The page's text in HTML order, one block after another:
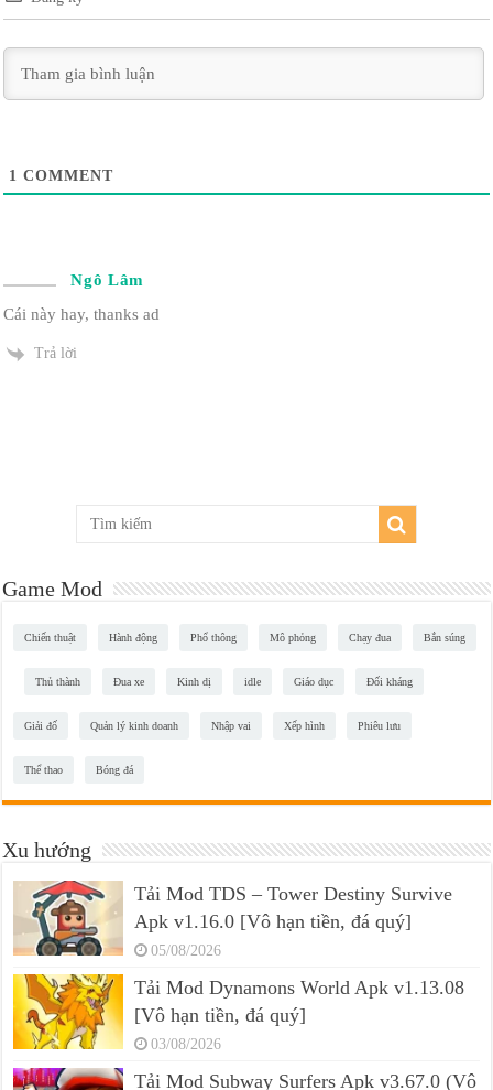
1 COMMENT
Ngô Lâm
Cái này hay, thanks ad
Trả lời
Game Mod
Chiến thuật Hành động Phổ thông Mô phỏng Chạy đua Bắn súng
Thủ thành Đua xe Kinh dị idle Giáo dục Đối kháng
Giải đố Quản lý kinh doanh Nhập vai Xếp hình Phiêu lưu
Thể thao Bóng đá
Xu hướng
Tải Mod TDS – Tower Destiny Survive
Apk v1.16.0 [Vô hạn tiền, đá quý]
05/08/2026
Tải Mod Dynamons World Apk v1.13.08
[Vô hạn tiền, đá quý]
03/08/2026
Tải Mod Subway Surfers Apk v3.67.0 (Vô